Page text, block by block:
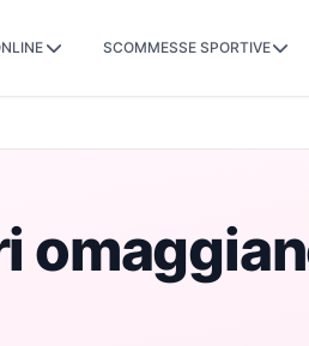
SCOMMESSE SPORTIVE